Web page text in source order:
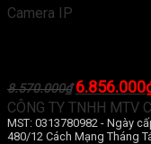
Camera IP
8.570.000₫ Giá
gốc
là:
8.570.000₫.
6.856.000
CÔNG TY TNHH MTV
MST: 0313780982 - Ngày
480/12 Cách Mạng Tháng